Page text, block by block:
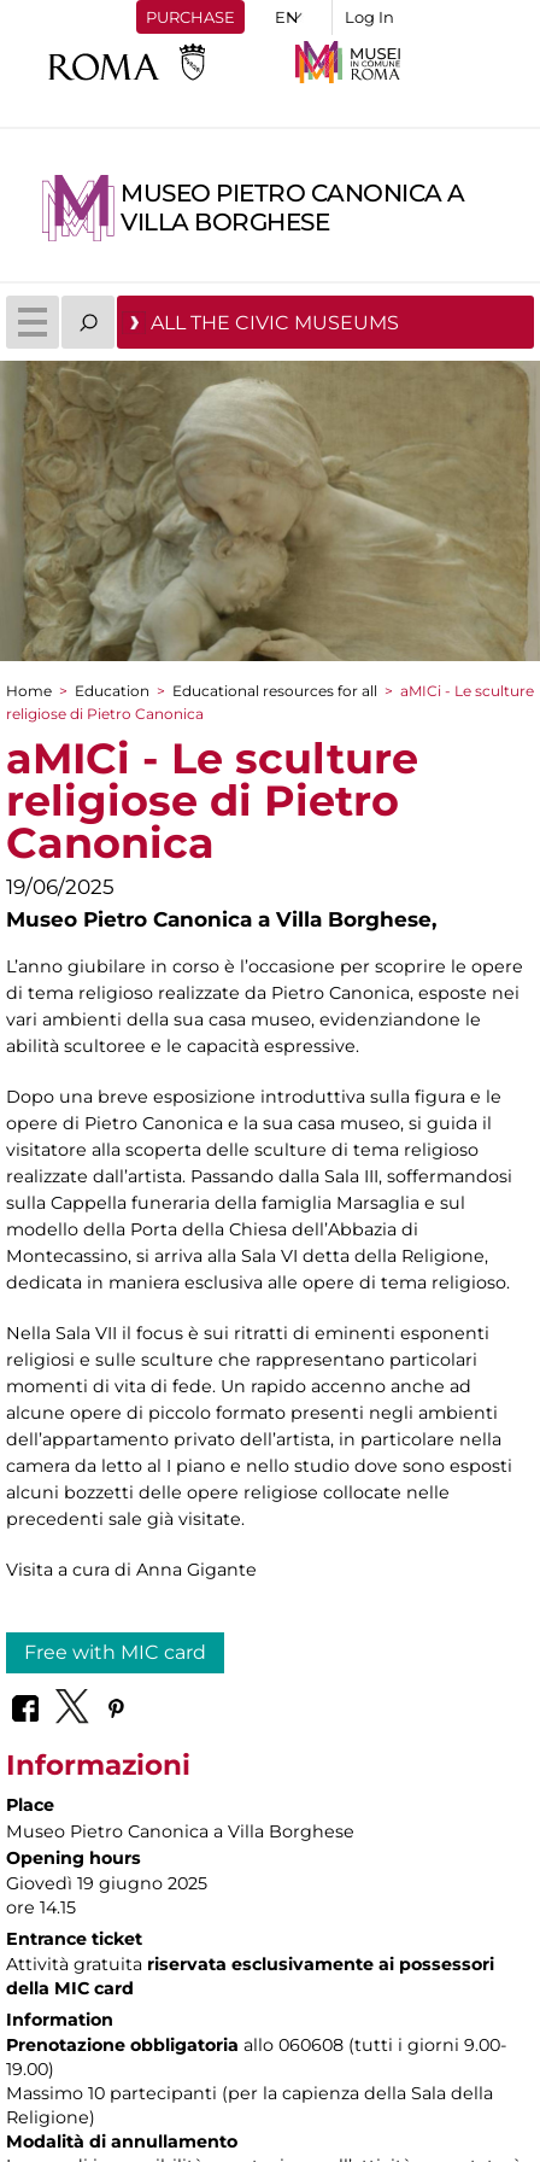
PURCHASE Log In
MUSEO PIETRO CANONICA A
VILLA BORGHESE
ALL THE CIVIC MUSEUMS
You are here
Home > Education > Educational resources for all > aMICi - Le sculture
religiose di Pietro Canonica
aMICi - Le sculture
religiose di Pietro
Canonica
19/06/2025
Museo Pietro Canonica a Villa Borghese,
L’anno giubilare in corso è l’occasione per scoprire le opere
di tema religioso realizzate da Pietro Canonica, esposte nei
vari ambienti della sua casa museo, evidenziandone le
abilità scultoree e le capacità espressive.
Dopo una breve esposizione introduttiva sulla figura e le
opere di Pietro Canonica e la sua casa museo, si guida il
visitatore alla scoperta delle sculture di tema religioso
realizzate dall’artista. Passando dalla Sala III, soffermandosi
sulla Cappella funeraria della famiglia Marsaglia e sul
modello della Porta della Chiesa dell’Abbazia di
Montecassino, si arriva alla Sala VI detta della Religione,
dedicata in maniera esclusiva alle opere di tema religioso.
Nella Sala VII il focus è sui ritratti di eminenti esponenti
religiosi e sulle sculture che rappresentano particolari
momenti di vita di fede. Un rapido accenno anche ad
alcune opere di piccolo formato presenti negli ambienti
dell’appartamento privato dell’artista, in particolare nella
camera da letto al I piano e nello studio dove sono esposti
alcuni bozzetti delle opere religiose collocate nelle
precedenti sale già visitate.
Visita a cura di Anna Gigante
Free with MIC card
Informazioni
Place
Museo Pietro Canonica a Villa Borghese
Opening hours
Giovedì 19 giugno 2025
ore 14.15
Entrance ticket
Attività gratuita riservata esclusivamente ai possessori
della MIC card
Information
Prenotazione obbligatoria allo 060608 (tutti i giorni 9.00-
19.00)
Massimo 10 partecipanti (per la capienza della Sala della
Religione)
Modalità di annullamento